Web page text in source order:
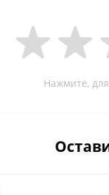
Нажмите,